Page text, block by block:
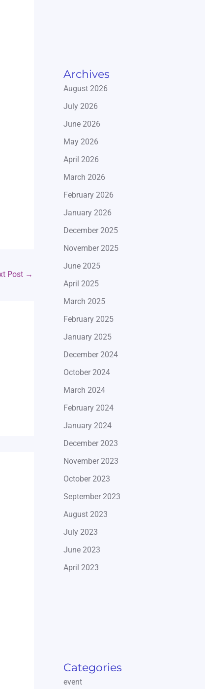
Post →
Archives
August 2026
July 2026
June 2026
May 2026
April 2026
March 2026
February 2026
January 2026
December 2025
November 2025
June 2025
April 2025
March 2025
February 2025
January 2025
December 2024
October 2024
March 2024
February 2024
January 2024
December 2023
November 2023
October 2023
September 2023
August 2023
July 2023
June 2023
April 2023
Categories
event